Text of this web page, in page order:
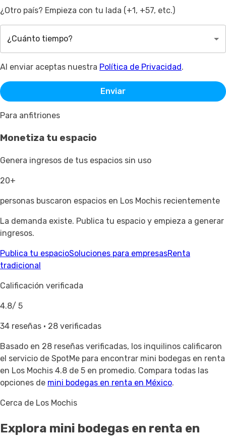
¿Otro país? Empieza con tu lada (+1, +57, etc.)
¿Cuánto tiempo?
Al enviar aceptas nuestra Política de Privacidad.
Enviar
Para anfitriones
Monetiza tu espacio
Genera ingresos de tus espacios sin uso
20+
personas buscaron espacios en Los Mochis recientemente
La demanda existe. Publica tu espacio y empieza a generar
ingresos.
Publica tu espacioSoluciones para empresasRenta
tradicional
Calificación verificada
4.8/ 5
34 reseñas · 28 verificadas
Basado en 28 reseñas verificadas, los inquilinos calificaron
el servicio de SpotMe para encontrar mini bodegas en renta
en Los Mochis 4.8 de 5 en promedio. Compara todas las
opciones de mini bodegas en renta en México.
Cerca de Los Mochis
Explora mini bodegas en renta en